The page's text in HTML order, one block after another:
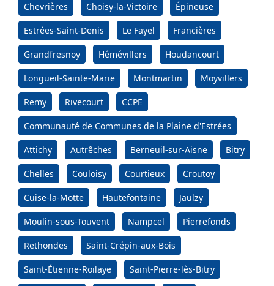
Chevrières Choisy-la-Victoire Épineuse
Estrées-Saint-Denis Le Fayel Francières
Grandfresnoy Hémévillers Houdancourt
Longueil-Sainte-Marie Montmartin Moyvillers
Remy Rivecourt CCPE
Communauté de Communes de la Plaine d'Estrées
Attichy Autrêches Berneuil-sur-Aisne Bitry
Chelles Couloisy Courtieux Croutoy
Cuise-la-Motte Hautefontaine Jaulzy
Moulin-sous-Touvent Nampcel Pierrefonds
Rethondes Saint-Crépin-aux-Bois
Saint-Étienne-Roilaye Saint-Pierre-lès-Bitry